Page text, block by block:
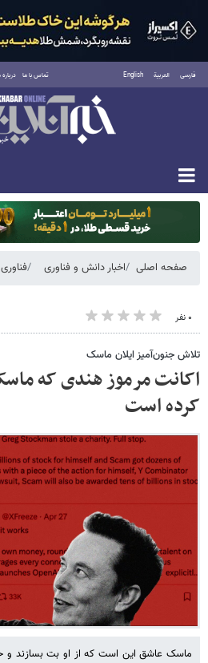
فارسی العربية English تماس با ما درباره
یکشنبه ۱۸ مرداد ۱۴۰۵
صفحه اصلی اخبار دانش و فناوری فناوری
۰ نفر
تلاش جنون‌آمیز ایلان ماسک
اکانت مرموز هندی که
کرده است
ماسک عاشق این است که از او بت‌ بسازند و